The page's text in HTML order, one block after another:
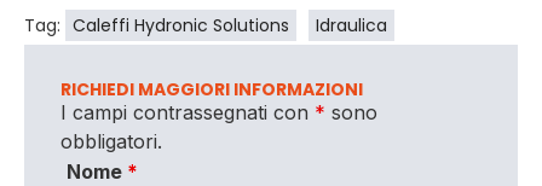
Tag: Caleffi Hydronic Solutions Idraulica
RICHIEDI MAGGIORI INFORMAZIONI
I campi contrassegnati con * sono
obbligatori.
Nome *